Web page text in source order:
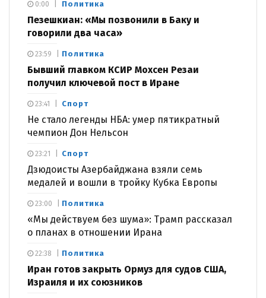
Политика
Пезешкиан: «Мы позвонили в Баку и
говорили два часа»
0:00
Политика
Бывший главком КСИР Мохсен Резаи
получил ключевой пост в Иране
23:59
Спорт
Не стало легенды НБА: умер пятикратный
чемпион Дон Нельсон
23:41
Спорт
Дзюдоисты Азербайджана взяли семь
медалей и вошли в тройку Кубка Европы
23:21
Политика
«Мы действуем без шума»: Трамп рассказал
о планах в отношении Ирана
23:00
Политика
Иран готов закрыть Ормуз для судов США,
Израиля и их союзников
22:38